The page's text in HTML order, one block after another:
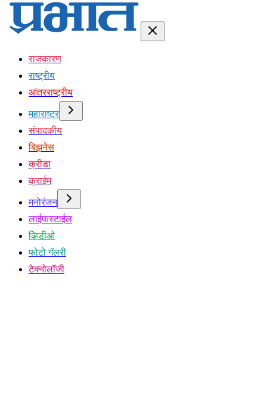
राजकारण
राष्ट्रीय
आंतरराष्ट्रीय
महाराष्ट्र
संपादकीय
बिझनेस
क्रीडा
क्राईम
मनोरंजन
लाईफस्टाईल
व्हिडीओ
फोटो गॅलरी
टेक्नोलॉजी